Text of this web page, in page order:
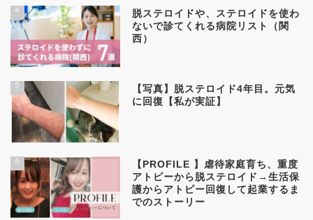
4
脱ステロイドや、ステロイドを使わ
ないで診てくれる病院リスト（関
西）
5
【写真】脱ステロイド4年目。元気
に回復【私が実証】
6
【PROFILE 】虐待家庭育ち、重度
アトピーから脱ステロイド→生活保
護からアトピー回復して起業するま
でのストーリー